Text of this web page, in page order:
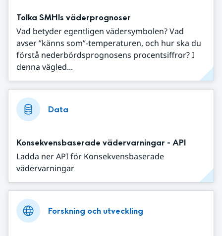
Tolka SMHIs väderprognoser
Vad betyder egentligen vädersymbolen? Vad
avser ”känns som”-temperaturen, och hur ska du
förstå nederbördsprognosens procentsiffror? I
denna vägled...
Data
Konsekvensbaserade vädervarningar - API
Ladda ner API för Konsekvensbaserade
vädervarningar
Forskning och utveckling